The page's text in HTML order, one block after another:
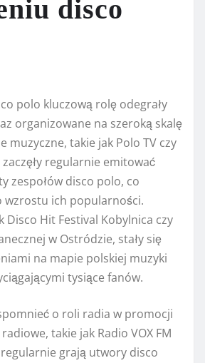
disco
polo kluczową rolę odegrały
organizowane na szeroką skalę
muzyczne, takie jak Polo TV czy
regularnie emitować
zespołów disco polo, co
wzrostu ich popularności.
Disco Hit Festival Kobylnica czy
w Ostródzie, stały się
na mapie polskiej muzyki
tysiące fanów.
o roli radia w promocji
takie jak Radio VOX FM
regularnie grają utwory disco